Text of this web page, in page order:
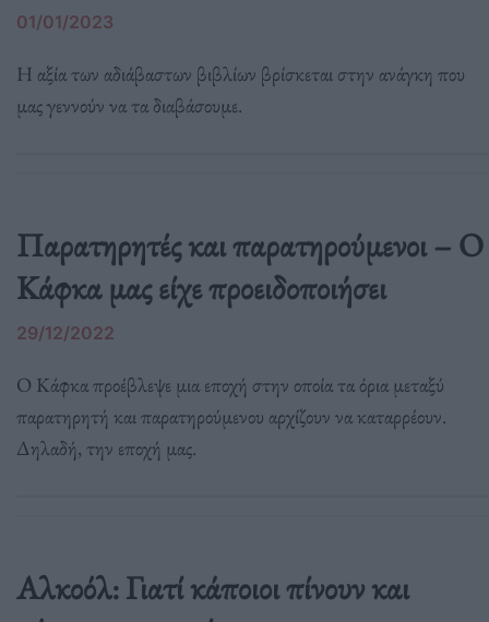
01/01/2023
Η αξία των αδιάβαστων βιβλίων βρίσκεται στην ανάγκη που
μας γεννούν να τα διαβάσουμε.
Παρατηρητές και παρατηρούμενοι – Ο
Κάφκα μας είχε προειδοποιήσει
29/12/2022
Ο Κάφκα προέβλεψε μια εποχή στην οποία τα όρια μεταξύ
παρατηρητή και παρατηρούμενου αρχίζουν να καταρρέουν.
Δηλαδή, την εποχή μας.
Αλκοόλ: Γιατί κάποιοι πίνουν και